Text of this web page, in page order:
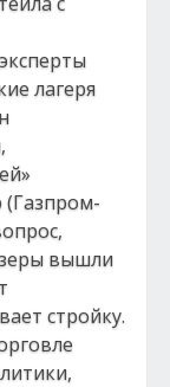
лагеря
(Газпром-
вышли
стройку.